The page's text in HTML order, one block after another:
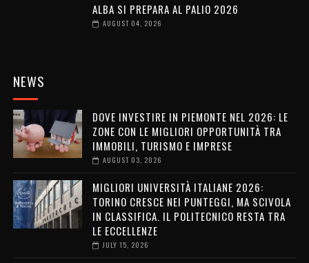
ALBA SI PREPARA AL PALIO 2026
AUGUST 04, 2026
NEWS
DOVE INVESTIRE IN PIEMONTE NEL 2026: LE
ZONE CON LE MIGLIORI OPPORTUNITÀ TRA
IMMOBILI, TURISMO E IMPRESE
AUGUST 03, 2026
MIGLIORI UNIVERSITÀ ITALIANE 2026:
TORINO CRESCE NEI PUNTEGGI, MA SCIVOLA
IN CLASSIFICA. IL POLITECNICO RESTA TRA
LE ECCELLENZE
JULY 15, 2026